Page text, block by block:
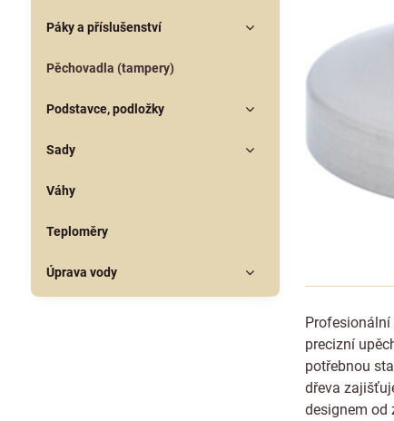
precizní
potřebnou
dřeva
designem od
Páky a příslušenství
Pěchovadla (tampery)
Podstavce, podložky
Sady
Váhy
Teploměry
Úprava vody